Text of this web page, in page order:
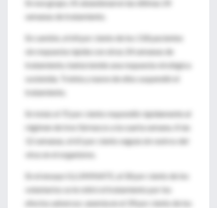
En ese grupo, 41 abandonaron las últimas 24
semanas de tratamiento.
En cambio, el 64 por ciento de los 118 pacientes
sin respuesta rápida con otras 24 semanas de
tratamiento, había tenido una respuesta virológica
sostenida. Treinta y nueve de ellos suspendió el
tratamiento.
En total, el 72 por ciento respondió rápidamente al
régimen de tres fármacos a la cuarta semana. A las
12 semanas, el 65 por ciento seguía sin rastros del
virus en el organismo.
En el ensayo ILLUMINATE, al 18 por ciento de los
voluntarios se le retiró el tratamiento por los
efectos adversos: anemia en el 39 por ciento de los